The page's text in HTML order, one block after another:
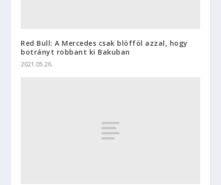
Red Bull: A Mercedes csak blöfföl azzal, hogy
botrányt robbant ki Bakuban
2021.05.26.